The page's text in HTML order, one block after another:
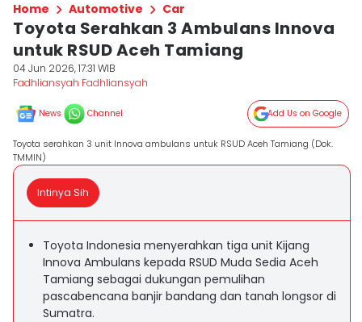
Home Automotive Car
Toyota Serahkan 3 Ambulans Innova
untuk RSUD Aceh Tamiang
04 Jun 2026, 17:31 WIB
Fadhliansyah Fadhliansyah
News Channel Add Us on Google
Toyota serahkan 3 unit Innova ambulans untuk RSUD Aceh Tamiang (Dok.
TMMIN)
Intinya Sih
Toyota Indonesia menyerahkan tiga unit Kijang
Innova Ambulans kepada RSUD Muda Sedia Aceh
Tamiang sebagai dukungan pemulihan
pascabencana banjir bandang dan tanah longsor di
Sumatra.